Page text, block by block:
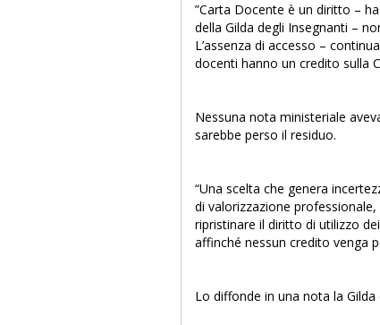
”Carta Docente è un diritto –
della Gilda degli Insegnanti –
L’assenza di accesso –
docenti hanno un credito sulla
Nessuna nota ministeriale
sarebbe perso il residuo.
“Una scelta che genera
di valorizzazione
ripristinare il diritto di utilizzo
affinché nessun credito venga
Lo diffonde in una nota la Gilda